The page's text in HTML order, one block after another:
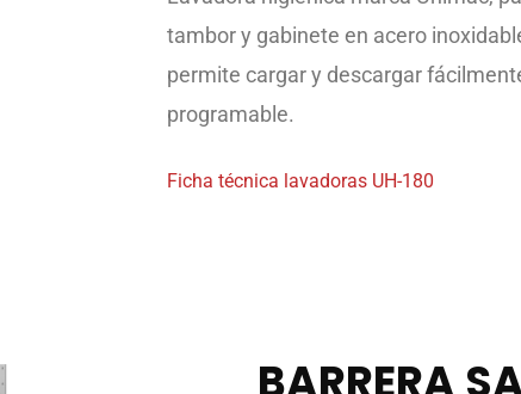
tambor y gabinete en acero
permite cargar y descargar
programable.
Ficha técnica lavadoras UH-180